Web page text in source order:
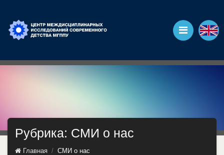
Рубрика: СМИ о нас
Главная СМИ о нас